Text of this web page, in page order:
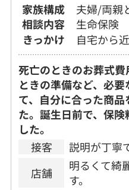
家族構成
夫婦/両親
相談内容
生命保険
きっかけ
自宅から
死亡のときのお葬式
ときの準備など、必
て、自分に合った商
た。誕生日前で、保
した。
接客
説明が丁寧
店舗
明るくて綺
す。